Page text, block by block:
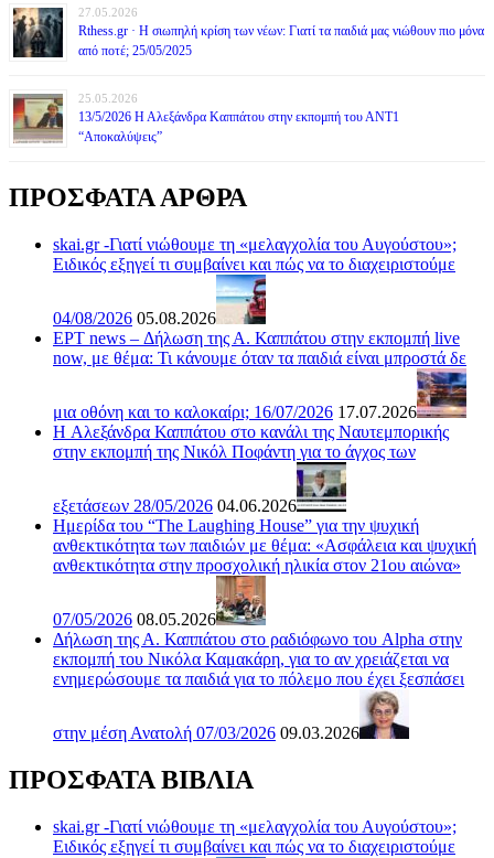
27.05.2026
Rthess.gr · Η σιωπηλή κρίση των νέων: Γιατί τα παιδιά μας νιώθουν πιο μόνα
από ποτέ; 25/05/2025
25.05.2026
13/5/2026 Η Αλεξάνδρα Καππάτου στην εκπομπή του ΑΝΤ1
“Αποκαλύψεις”
ΠΡΟΣΦΑΤΑ ΑΡΘΡΑ
skai.gr -Γιατί νιώθουμε τη «μελαγχολία του Αυγούστου»;
Ειδικός εξηγεί τι συμβαίνει και πώς να το διαχειριστούμε
04/08/2026 05.08.2026
ΕΡΤ news – Δήλωση της Α. Καππάτου στην εκπομπή live
now, με θέμα: Τι κάνουμε όταν τα παιδιά είναι μπροστά δε
μια οθόνη και το καλοκαίρι; 16/07/2026 17.07.2026
H Αλεξάνδρα Καππάτου στο κανάλι της Ναυτεμπορικής
στην εκπομπή της Νικόλ Ποφάντη για το άγχος των
εξετάσεων 28/05/2026 04.06.2026
Ημερίδα του “The Laughing House” για την ψυχική
ανθεκτικότητα των παιδιών με θέμα: «Ασφάλεια και ψυχική
ανθεκτικότητα στην προσχολική ηλικία στον 21ου αιώνα»
07/05/2026 08.05.2026
Δήλωση της Α. Καππάτου στο ραδιόφωνο του Alpha στην
εκπομπή του Νικόλα Καμακάρη, για το αν χρειάζεται να
ενημερώσουμε τα παιδιά για το πόλεμο που έχει ξεσπάσει
στην μέση Ανατολή 07/03/2026 09.03.2026
ΠΡΟΣΦΑΤΑ ΒΙΒΛΙΑ
skai.gr -Γιατί νιώθουμε τη «μελαγχολία του Αυγούστου»;
Ειδικός εξηγεί τι συμβαίνει και πώς να το διαχειριστούμε